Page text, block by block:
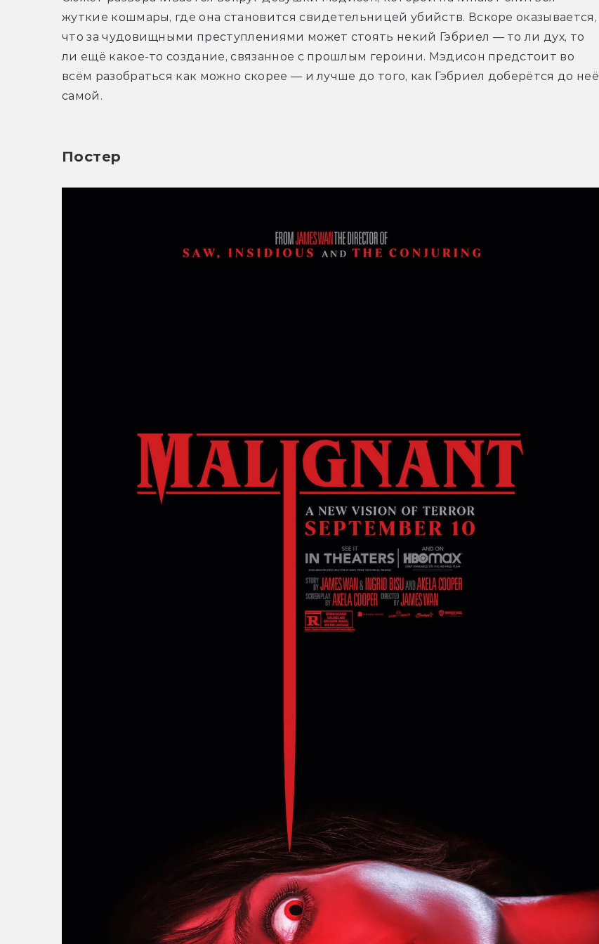
жуткие кошмары, где она становится свидетельницей убийств. Вскоре оказывается,
что за чудовищными преступлениями может стоять некий Гэбриел — то ли дух, то
ли ещё какое-то создание, связанное с прошлым героини. Мэдисон предстоит во
всём разобраться как можно скорее — и лучше до того, как Гэбриел доберётся до неё
самой.
Постер